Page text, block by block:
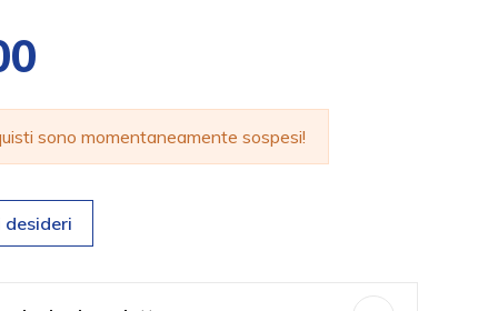
sono momentaneamente sospesi!
desideri